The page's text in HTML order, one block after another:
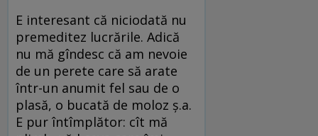
E interesant că niciodată nu
premeditez lucrările. Adică
nu mă gîndesc că am nevoie
de un perete care să arate
într-un anumit fel sau de o
plasă, o bucată de moloz ș.a.
E pur întîmplător: cît mă